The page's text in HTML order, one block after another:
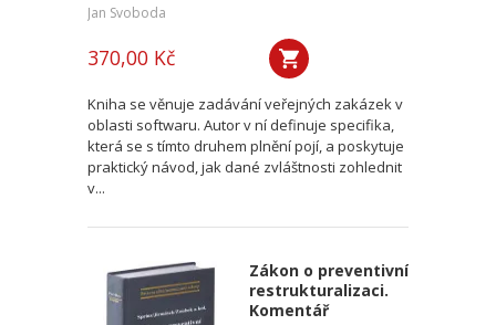
Jan Svoboda
370,00 Kč
Kniha se věnuje zadávání veřejných zakázek v
oblasti softwaru. Autor v ní definuje specifika,
která se s tímto druhem plnění pojí, a poskytuje
praktický návod, jak dané zvláštnosti zohlednit
v...
Zákon o preventivní
restrukturalizaci.
Komentář